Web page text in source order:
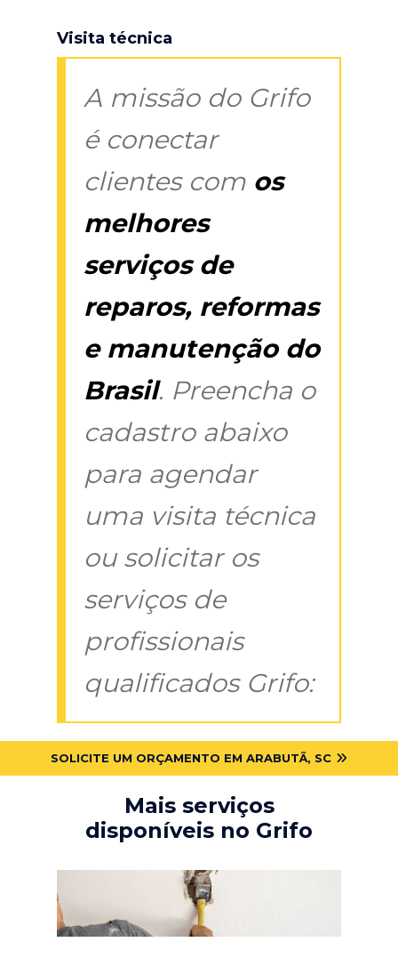
Visita técnica
A missão do Grifo
é conectar
clientes com os
melhores
serviços de
reparos, reformas
e manutenção do
Brasil. Preencha o
cadastro abaixo
para agendar
uma visita técnica
ou solicitar os
serviços de
profissionais
qualificados Grifo:
SOLICITE UM ORÇAMENTO EM ARABUTÃ, SC
Mais serviços
disponíveis no Grifo